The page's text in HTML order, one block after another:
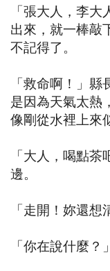
「張大人，李
出來，就一棒敲
不記得了。
「救命啊！」
是因為天氣太熱
像剛從水裡上來
「大人，喝點
邊。
「走開！妳還想
「你在說什麼？」